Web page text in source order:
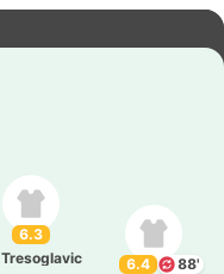
6.4
88'
6.3
Tresoglavic